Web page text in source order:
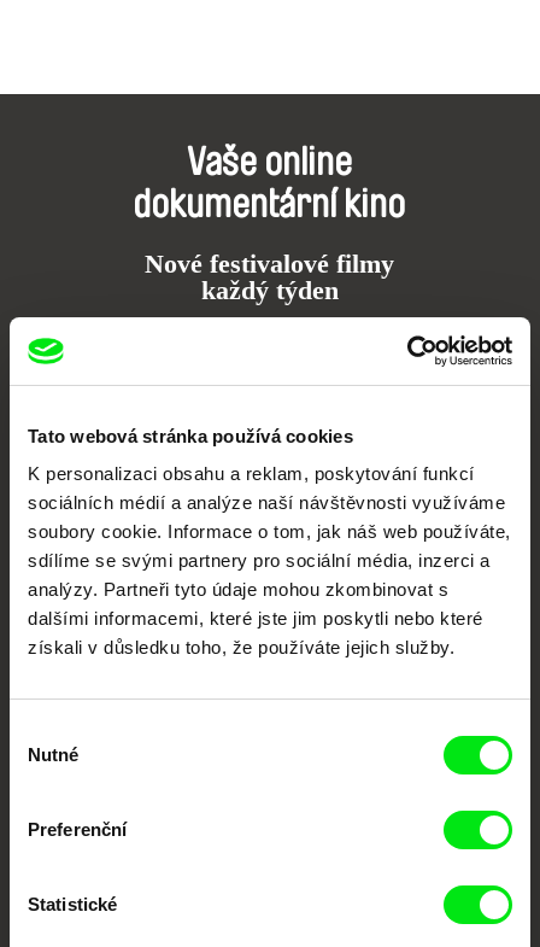
Tato webová stránka používá cookies
K personalizaci obsahu a reklam, poskytování funkcí
sociálních médií a analýze naší návštěvnosti využíváme
soubory cookie. Informace o tom, jak náš web používáte,
sdílíme se svými partnery pro sociální média, inzerci a
analýzy. Partneři tyto údaje mohou zkombinovat s
dalšími informacemi, které jste jim poskytli nebo které
získali v důsledku toho, že používáte jejich služby.
souhlasu
Nutné
Preferenční
Statistické
Vaše online
dokumentární kino
Nové festivalové filmy
každý týden
Portál DAFilms.cz je výsledkem tvůrčí spolupráce 7 klíčových evropských
festivalů dokumentárního filmu sdružených do Doc Alliance. Naším cílem je
FIDMarseille